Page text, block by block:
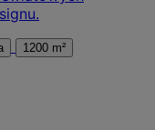
1200 m²